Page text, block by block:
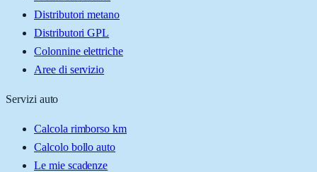
Distributori metano
Distributori GPL
Colonnine elettriche
Aree di servizio
Servizi auto
Calcola rimborso km
Calcolo bollo auto
Le mie scadenze